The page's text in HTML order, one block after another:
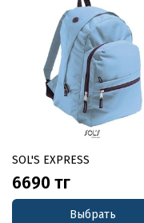
SOL'S EXPRESS
6690 тг
Выбрать